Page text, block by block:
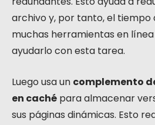
archivo y, por tanto, el tiempo
muchas herramientas en
ayudarlo con esta tarea.
Luego usa un complemento
en caché para almacenar
sus páginas dinámicas. Esto